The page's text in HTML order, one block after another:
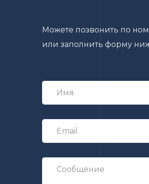
Можете позвонить по
или заполнить форму